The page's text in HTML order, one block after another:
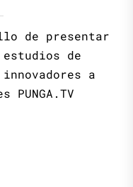
de presentar
de
a